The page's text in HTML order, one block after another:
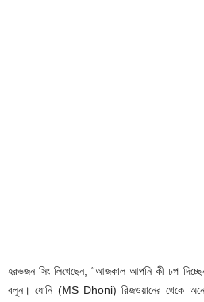
হরভজন সিং লিখেছেন, “আজকাল আপনি কী ঢপ
বলুন। ধোনি (MS Dhoni) রিজওয়ানের থেকে